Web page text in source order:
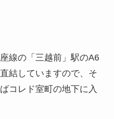
線の「三越前」駅のA6
結していますので、そ
コレド室町の地下に入